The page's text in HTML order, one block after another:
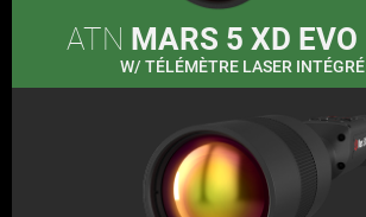
ATN MARS 5 XD EVO
W/ TÉLÉMÈTRE LASER INTÉGRÉ